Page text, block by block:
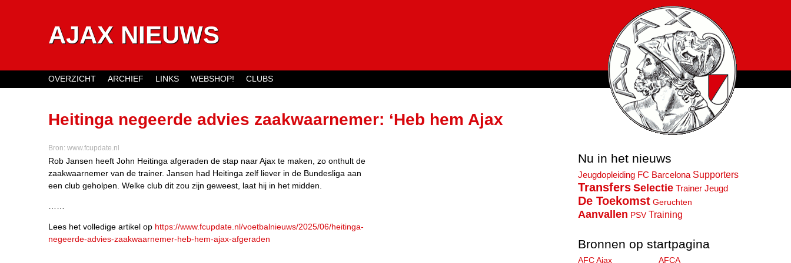
AJAX NIEUWS
Heitinga negeerde advies zaakwaarnemer: ‘Heb hem Ajax
afgeraden’
Bron: www.fcupdate.nl
Rob Jansen heeft John Heitinga afgeraden de stap naar Ajax te maken, zo onthult de
zaakwaarnemer van de trainer. Jansen had Heitinga zelf liever in de Bundesliga aan
een club geholpen. Welke club dit zou zijn geweest, laat hij in het midden.
Lees het volledige artikel op https://www.fcupdate.nl/voetbalnieuws/2025/06/heitinga-
negeerde-advies-zaakwaarnemer-heb-hem-ajax-afgeraden
OVERZICHT ARCHIEF LINKS WEBSHOP! CLUBS
Nu in het nieuws
Jeugdopleiding FC Barcelona Supporters
Transfers Selectie Trainer Jeugd
De Toekomst Geruchten
Aanvallen PSV Training
Bronnen op startpagina
AFC Ajax
AFCA